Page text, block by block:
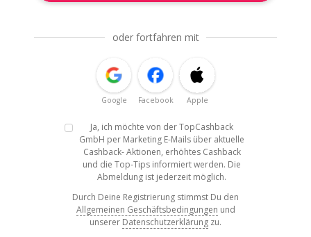
oder fortfahren mit
Google Facebook Apple
Ja, ich möchte von der TopCashback
GmbH per Marketing E-Mails über aktuelle
Cashback- Aktionen, erhöhtes Cashback
und die Top-Tips informiert werden. Die
Abmeldung ist jederzeit möglich.
Durch Deine Registrierung stimmst Du den
Allgemeinen Geschäftsbedingungen und
unserer Datenschutzerklärung zu.